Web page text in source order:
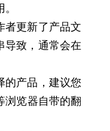
者更新了产品文
导致，通常会在
的产品，建议您
览器自带的翻